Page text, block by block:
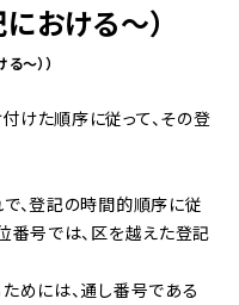
おける～）
～））
けた順序に従って、その登
、登記の時間的順序に従
番号では、区を越えた登記
めには、通し番号である